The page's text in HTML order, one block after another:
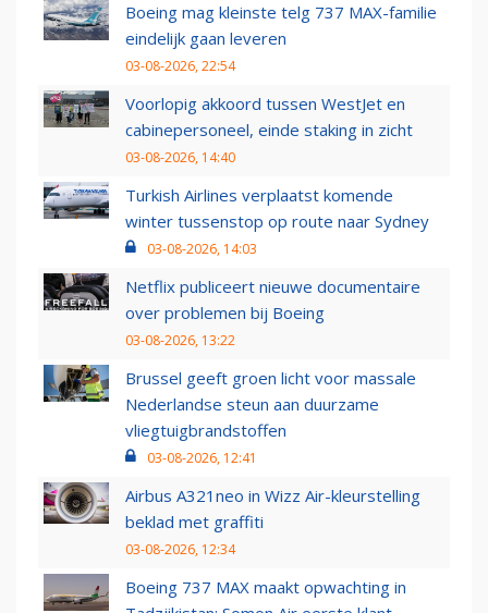
Boeing mag kleinste telg 737 MAX-familie
eindelijk gaan leveren
03-08-2026, 22:54
Voorlopig akkoord tussen WestJet en
cabinepersoneel, einde staking in zicht
03-08-2026, 14:40
Turkish Airlines verplaatst komende
winter tussenstop op route naar Sydney
03-08-2026, 14:03
Netflix publiceert nieuwe documentaire
over problemen bij Boeing
03-08-2026, 13:22
Brussel geeft groen licht voor massale
Nederlandse steun aan duurzame
vliegtuigbrandstoffen
03-08-2026, 12:41
Airbus A321neo in Wizz Air-kleurstelling
beklad met graffiti
03-08-2026, 12:34
Boeing 737 MAX maakt opwachting in